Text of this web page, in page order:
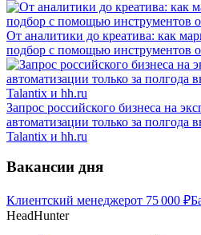
От аналитики до креатива: как
подбор с помощью инструментов
Запрос российского бизнеса на
автоматизации только за полгода
Talantix и hh.ru
Вакансии дня
Клиентский менеджерот 75 000 ₽
HeadHunter